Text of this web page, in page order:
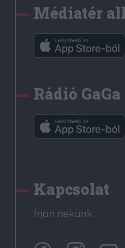
Médiatér
Rádió
Kapcsolat
Írjon nekünk